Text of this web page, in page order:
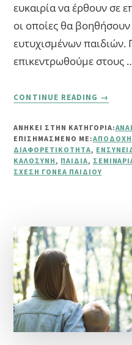
ευκαιρία να έρθουν σε
οι οποίες θα
ευτυχισμένων παιδιών.
επικεντρωθούμε στους
CONTINUE READING
ABOUT
→
ΑΝΗΚΕΙ ΣΤΗΝ ΚΑΤΗΓΟΡΙΑ:
ΕΠΙΣΗΜΑΣΜΈΝΟ ΜΕ:ΑΠΟΔΟΧΉ
ΔΙΑΦΟΡΕΤΙΚΌΤΗΤΑ,
ΚΑΛΟΣΎΝΗ, ΠΑΙΔΙΆ,
ΣΧΈΣΗ ΓΟΝΈΑ ΠΑΙΔΙΟΎ